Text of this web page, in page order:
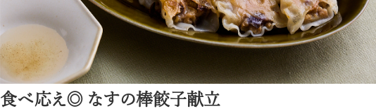
食べ応え◎ なすの棒餃子献立